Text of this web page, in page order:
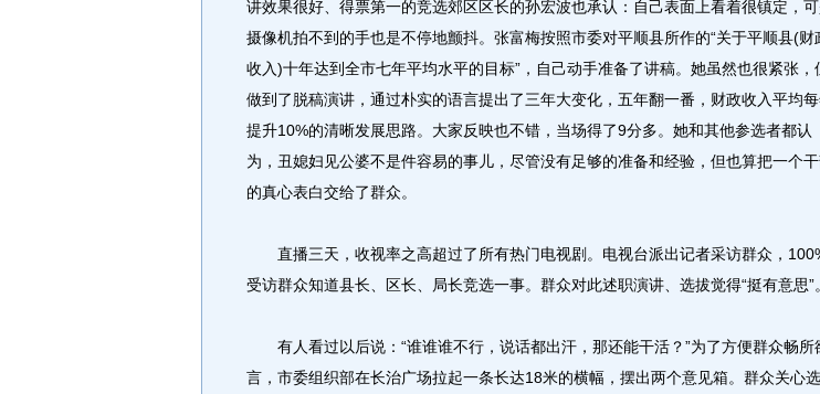
讲效果很好、得票第一的竞选郊区区长的孙宏波也承认：自己表面上看着很镇定，
摄像机拍不到的手也是不停地颤抖。张富梅按照市委对平顺县所作的“关于平顺县(财
收入)十年达到全市七年平均水平的目标”，自己动手准备了讲稿。她虽然也很紧张，
做到了脱稿演讲，通过朴实的语言提出了三年大变化，五年翻一番，财政收入平均
提升10%的清晰发展思路。大家反映也不错，当场得了9分多。她和其他参选者都认
为，丑媳妇见公婆不是件容易的事儿，尽管没有足够的准备和经验，但也算把一个
的真心表白交给了群众。
直播三天，收视率之高超过了所有热门电视剧。电视台派出记者采访群众，
受访群众知道县长、区长、局长竞选一事。群众对此述职演讲、选拔觉得“挺有意思”。
有人看过以后说：“谁谁谁不行，说话都出汗，那还能干活？”为了方便群众畅所
言，市委组织部在长治广场拉起一条长达18米的横幅，摆出两个意见箱。群众关心选